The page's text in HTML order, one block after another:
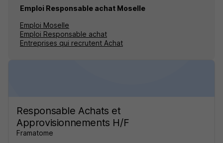
Emploi Responsable achat Moselle
Emploi Moselle
Emploi Responsable achat
Entreprises qui recrutent Achat
Responsable Achats et
Approvisionnements H/F
Framatome